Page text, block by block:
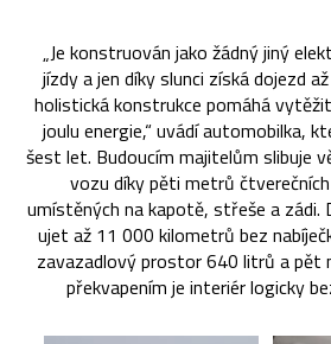
„Je konstruován jako žádný jiný
jízdy a jen díky slunci získá dojezd
holistická konstrukce pomáhá
joulu energie,“ uvádí automobilka,
šest let. Budoucím majitelům slibuje
vozu díky pěti metrů
umístěných na kapotě, střeše a zádi.
ujet až 11 000 kilometrů bez
zavazadlový prostor 640 litrů a pět
překvapením je interiér logicky